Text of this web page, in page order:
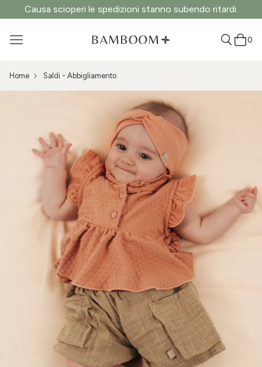
Causa scioperi le spedizioni stanno subendo ritardi.
0
Home Saldi - Abbigliamento